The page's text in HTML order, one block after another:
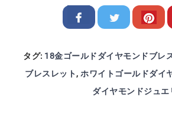
タグ: 18金ゴールドダイヤモンドブレ
ブレスレット,ホワイトゴールドダイ
ダイヤモンドジュエ